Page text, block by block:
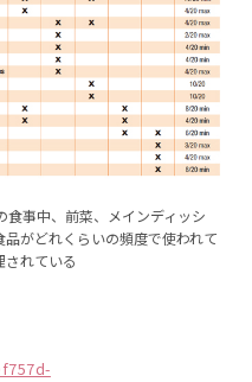
事中、前菜、メインディッシ
がどれくらいの頻度で使われて
れている